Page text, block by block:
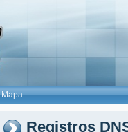
Mapa
Registros